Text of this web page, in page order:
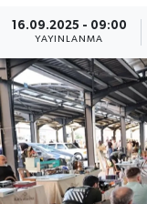
16.09.2025 - 09:00
YAYINLANMA
EĞİTİM
GENEL
Güncel
HABERDE
Son Dakika
Haber Arşivi